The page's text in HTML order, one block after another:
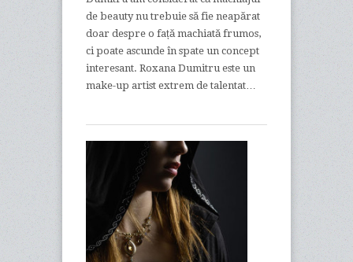
de beauty nu trebuie să fie neapărat
doar despre o față machiată frumos,
ci poate ascunde în spate un concept
interesant. Roxana Dumitru este un
make-up artist extrem de talentat…